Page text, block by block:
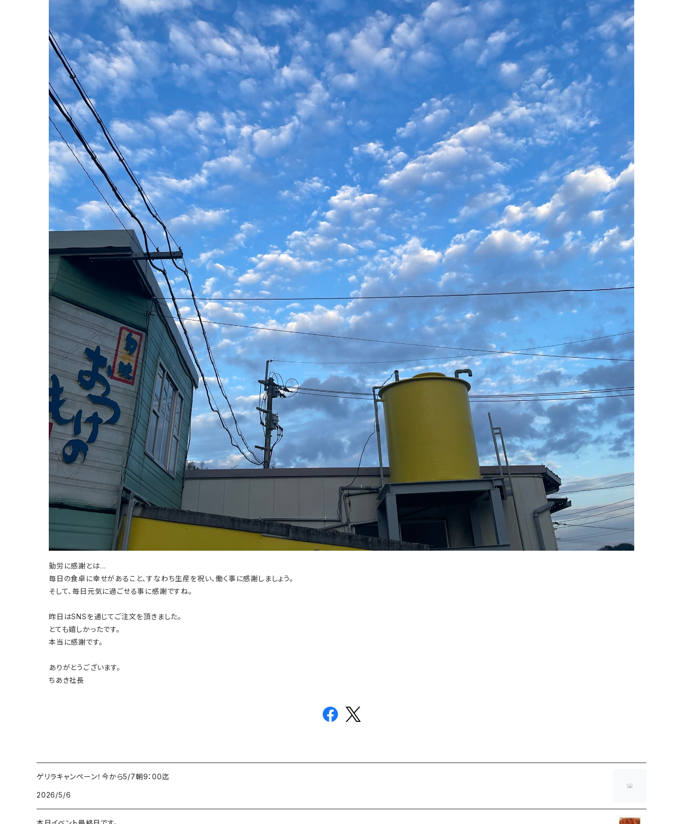
勤労に感謝とは…
毎日の食卓に幸せがあること、すなわち生産を祝い、働く事に感謝しましょう。
そして、毎日元気に過ごせる事に感謝ですね。
昨日はSNSを通じてご注文を頂きました。
とても嬉しかったです。
本当に感謝です。
ありがとうございます。
ちあき社長
ゲリラキャンペーン！今から5/7朝9：00迄
2026/5/6